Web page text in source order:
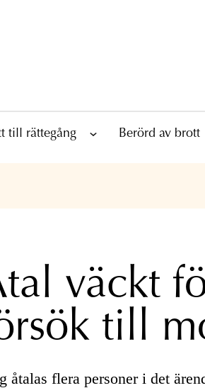
till rättegång Berörd av brott
väckt
till
åtalas flera personer i det